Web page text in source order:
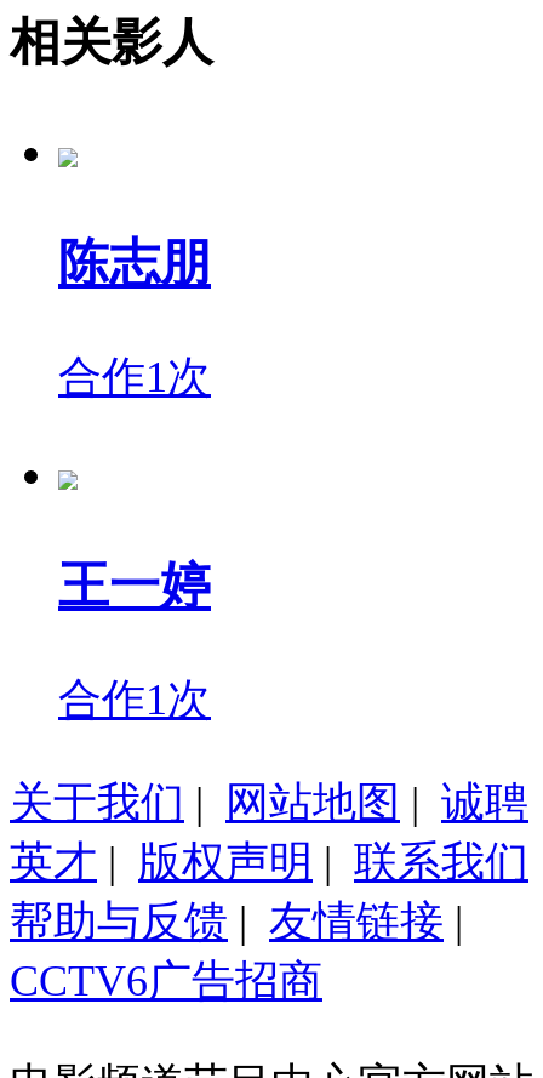
相关影人
陈志朋
合作1次
王一婷
合作1次
关于我们 | 网站地图 | 诚聘
英才 | 版权声明 | 联系我们
帮助与反馈 | 友情链接 |
CCTV6广告招商